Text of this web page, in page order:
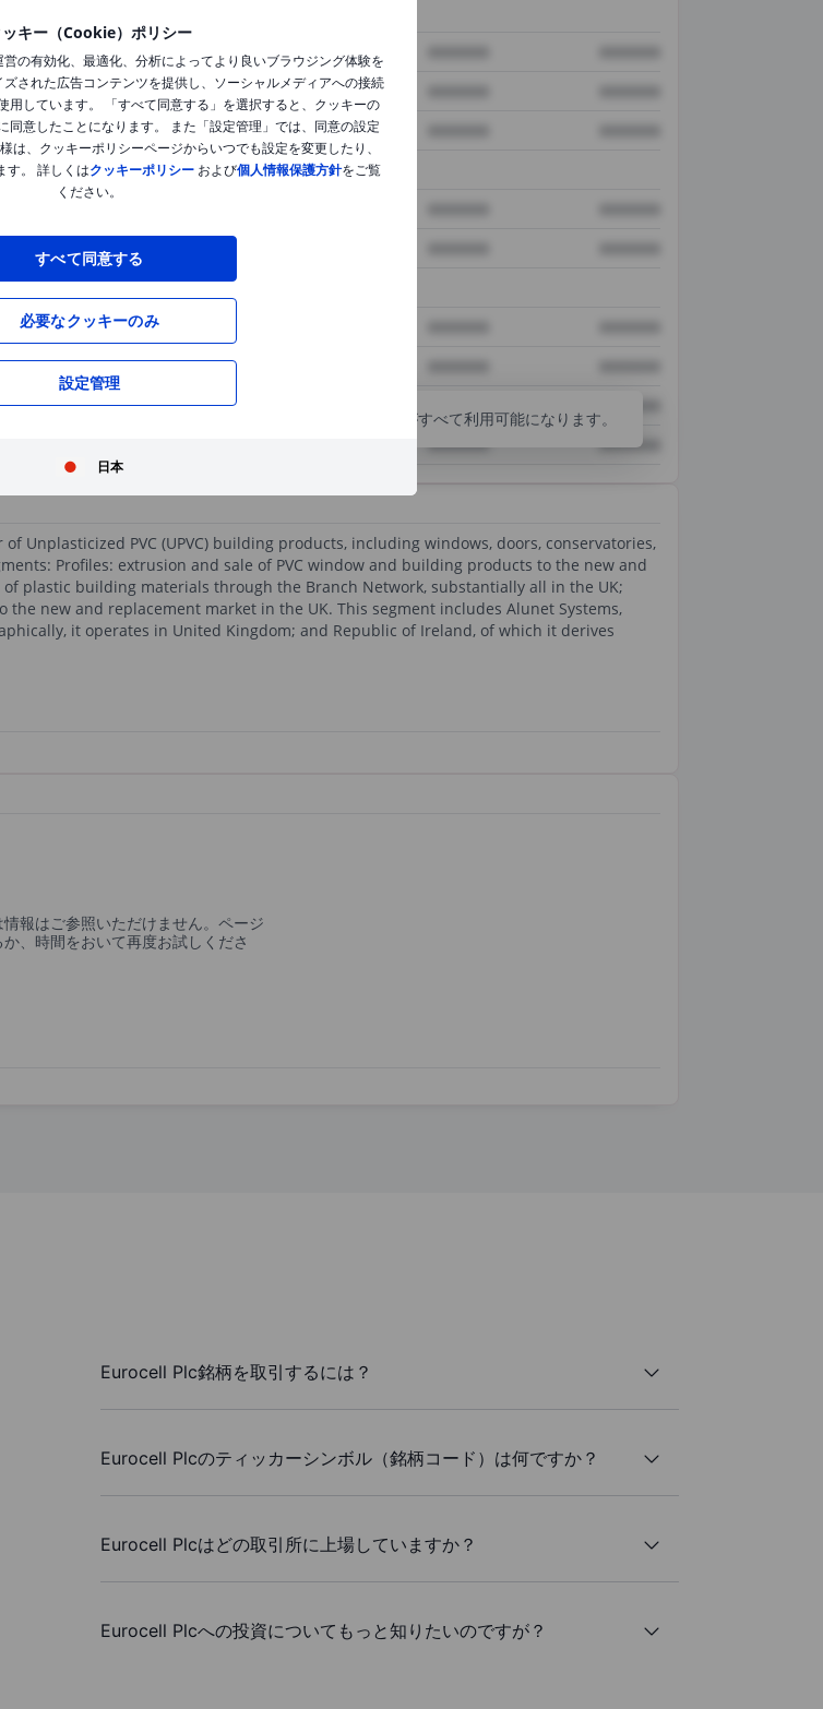
ッキー（Cookie）ポリシー
の有効化、最適化、分析によってより良いブラウジング体験を
された広告コンテンツを提供し、ソーシャルメディアへの接続
用しています。 「すべて同意する」を選択すると、クッキーの
同意したことになります。 また「設定管理」では、同意の設定
は、クッキーポリシーページからいつでも設定を変更したり、
す。 詳しくはクッキーポリシー および個人情報保護方針をご覧
ください。
すべて同意する
必要なクッキーのみ
設定管理
日本
XXXXXXX XXXXXXX
XXXXXXX XXXXXXX
XXXXXXX XXXXXXX
XXXXXXX
XXXXXXX
XXXXXXX
XXXXXXX
XXXXXXX XXXXXXX
で、高機能チャートや優れた分析ツールがすべて利用可能になります。
Unplasticized PVC (UPVC) building products, including windows, doors, conservatories,
Profiles: extrusion and sale of PVC window and building products to the new and
plastic building materials through the Branch Network, substantially all in the UK;
new and replacement market in the UK. This segment includes Alunet Systems,
it operates in United Kingdom; and Republic of Ireland, of which it derives
報はご参照いただけません。ページ
か、時間をおいて再度お試しくださ
Eurocell Plc銘柄を取引するには？
Eurocell Plcのティッカーシンボル（銘柄コード）は何ですか？
Eurocell Plcはどの取引所に上場していますか？
Eurocell Plcへの投資についてもっと知りたいのですが？